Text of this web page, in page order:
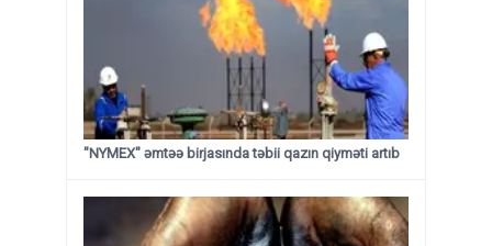
"NYMEX" əmtəə birjasında təbii qazın qiyməti artıb